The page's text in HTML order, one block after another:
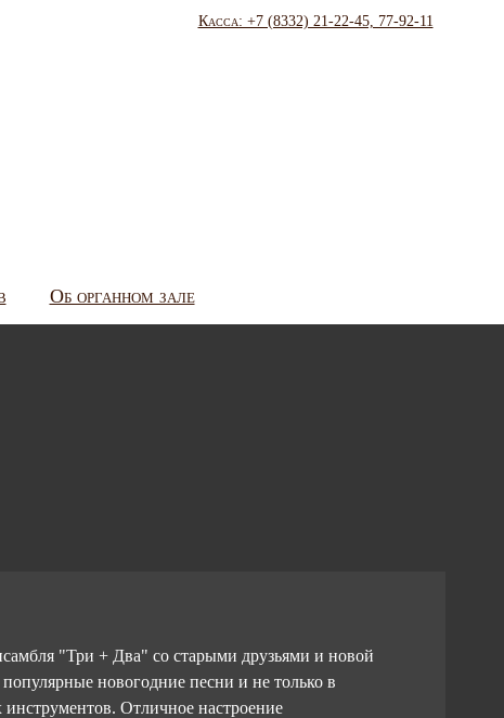
Касса: +7 (8332) 21-22-45, 77-92-11
Об органном зале
"Три + Два" со старыми друзьями и новой
новогодние песни и не только в
Отличное настроение